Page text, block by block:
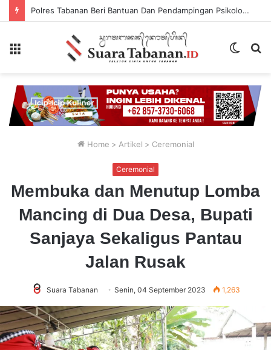
Polres Tabanan Beri Bantuan Dan Pendampingan Psikologis
Switch
Home > Artikel > Ceremonial
Ceremonial
Membuka dan Menutup Lomba
Mancing di Dua Desa, Bupati
Sanjaya Sekaligus Pantau
Jalan Rusak
Suara Tabanan Senin, 04 September 2023 1,263